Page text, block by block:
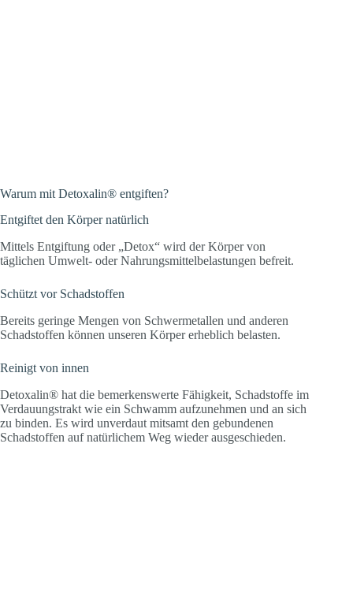
Warum mit Detoxalin® entgiften?
Entgiftet den Körper natürlich
Mittels Entgiftung oder „Detox“ wird der Körper von
täglichen Umwelt- oder Nahrungsmittelbelastungen befreit.
Schützt vor Schadstoffen
Bereits geringe Mengen von Schwermetallen und anderen
Schadstoffen können unseren Körper erheblich belasten.
Reinigt von innen
Detoxalin® hat die bemerkenswerte Fähigkeit, Schadstoffe im
Verdauungstrakt wie ein Schwamm aufzunehmen und an sich
zu binden. Es wird unverdaut mitsamt den gebundenen
Schadstoffen auf natürlichem Weg wieder ausgeschieden.